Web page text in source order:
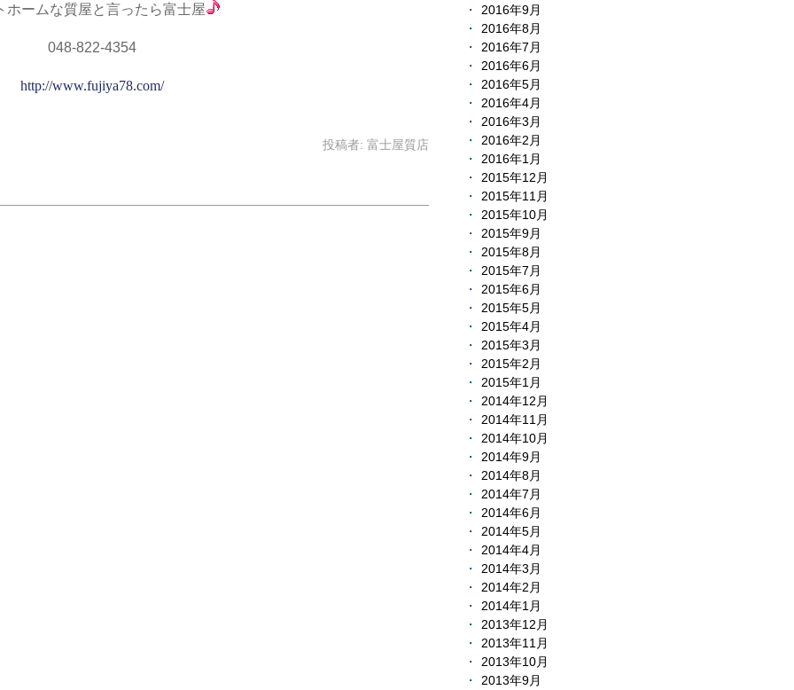
ホームな質屋と言ったら富士屋
048-822-4354
http://www.fujiya78.com/
投稿者: 富士屋質店
2016年9月
2016年8月
2016年7月
2016年6月
2016年5月
2016年4月
2016年3月
2016年2月
2016年1月
2015年12月
2015年11月
2015年10月
2015年9月
2015年8月
2015年7月
2015年6月
2015年5月
2015年4月
2015年3月
2015年2月
2015年1月
2014年12月
2014年11月
2014年10月
2014年9月
2014年8月
2014年7月
2014年6月
2014年5月
2014年4月
2014年3月
2014年2月
2014年1月
2013年12月
2013年11月
2013年10月
2013年9月